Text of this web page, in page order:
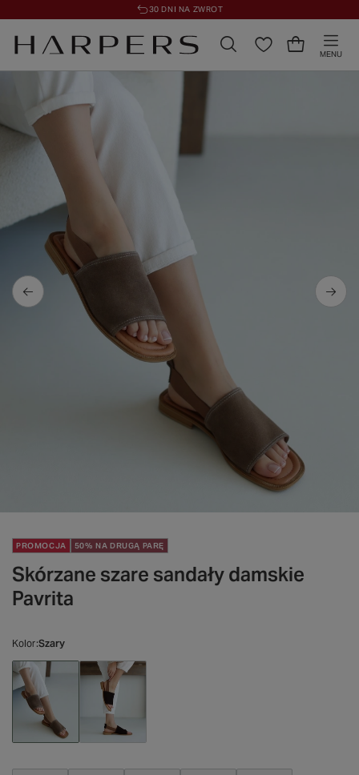
30 DNI NA ZWROT
MENU
PROMOCJA 50% NA DRUGĄ PARĘ
Skórzane szare sandały damskie
Pavrita
Kolor Szary